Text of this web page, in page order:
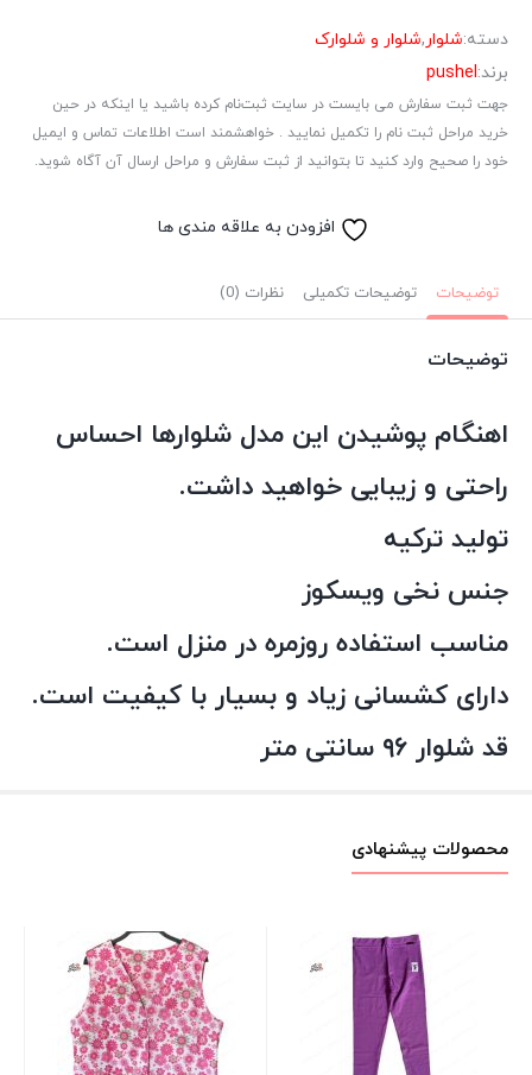
دسته:شلوار,شلوار و شلوارک
برند:pushel
جهت ثبت سفارش می بایست در سایت ثبت‌نام کرده باشید یا اینکه در حین
خرید مراحل ثبت نام را تکمیل نمایید . خواهشمند است اطلاعات تماس و ایمیل
خود را صحیح وارد کنید تا بتوانید از ثبت سفارش و مراحل ارسال آن آگاه شوید.
افزودن به علاقه مندی ها
توضیحات توضیحات تکمیلی نظرات (0)
توضیحات
اهنگام پوشیدن این مدل شلوارها احساس
راحتی و زیبایی خواهید داشت.
تولید ترکیه
جنس نخی ویسکوز
مناسب استفاده روزمره در منزل است.
دارای کشسانی زیاد و بسیار با کیفیت است.
قد شلوار ۹۶ سانتی متر
محصولات پیشنهادی